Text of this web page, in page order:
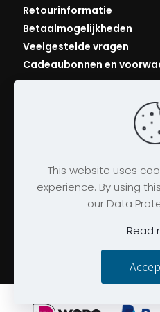
Retourinformatie
Betaalmogelijkheden
Veelgestelde vragen
Cadeaubonnen en
© 2026
Website
This website uses
experience. By using
our Data
Read